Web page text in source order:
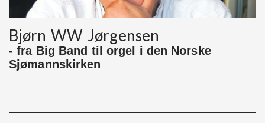
Bjørn WW Jørgensen
- fra Big Band til orgel i den Norske
Sjømannskirken